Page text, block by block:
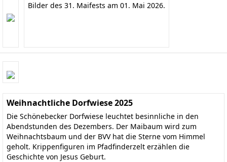
Bilder des 31. Maifests am 01. Mai 2026.
Weihnachtliche Dorfwiese 2025
Die Schönebecker Dorfwiese leuchtet besinnliche in den
Abendstunden des Dezembers. Der Maibaum wird zum
Weihnachtsbaum und der BVV hat die Sterne vom Himmel
geholt. Krippenfiguren im Pfadfinderzelt erzählen die
Geschichte von Jesus Geburt.